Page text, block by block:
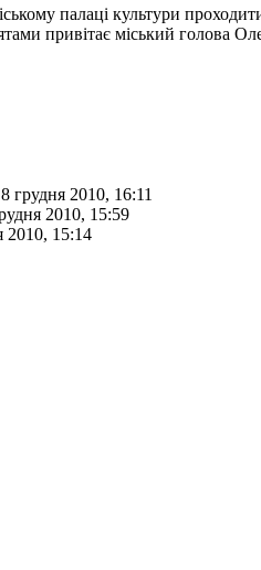
палаці культури
привітає міський голова
8 грудня 2010, 16:11
2010, 15:59
2010, 15:14